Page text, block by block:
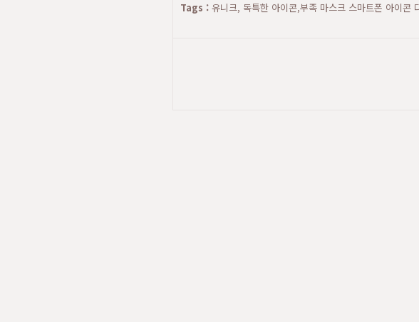
Tags :유니크, 독특한 아이콘,부족 마스크 스마트폰 아이콘